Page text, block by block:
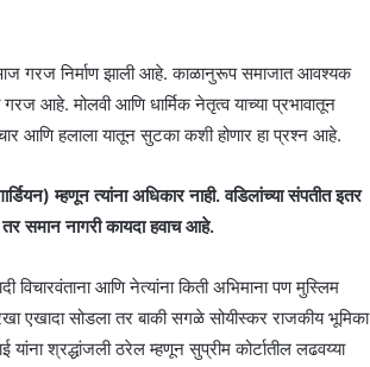
गरज निर्माण झाली आहे. काळानुरूप समाजात आवश्यक
आहे. मोलवी आणि धार्मिक नेतृत्व याच्या प्रभावातून
आणि हलाला यातून सुटका कशी होणार हा प्रश्न आहे.
म्हणून त्यांना अधिकार नाही. वडिलांच्या संपतीत इतर
समान नागरी कायदा हवाच आहे.
विचारवंताना आणि नेत्यांना किती अभिमाना पण मुस्लिम
सोडला तर बाकी सगळे सोयीस्कर राजकीय भूमिका
श्रद्धांजली ठरेल म्हणून सुप्रीम कोर्टातील लढवय्या